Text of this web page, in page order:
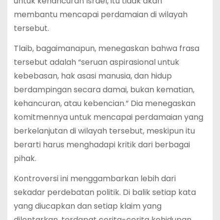
membantu mencapai perdamaian di wilayah
tersebut.
Tlaib, bagaimanapun, menegaskan bahwa frasa
tersebut adalah “seruan aspirasional untuk
kebebasan, hak asasi manusia, dan hidup
berdampingan secara damai, bukan kematian,
kehancuran, atau kebencian.” Dia menegaskan
komitmennya untuk mencapai perdamaian yang
berkelanjutan di wilayah tersebut, meskipun itu
berarti harus menghadapi kritik dari berbagai
pihak.
Kontroversi ini menggambarkan lebih dari
sekadar perdebatan politik. Di balik setiap kata
yang diucapkan dan setiap klaim yang